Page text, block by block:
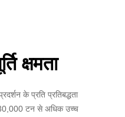
क्षमता
के प्रति प्रतिबद्धता
टन से अधिक उच्च